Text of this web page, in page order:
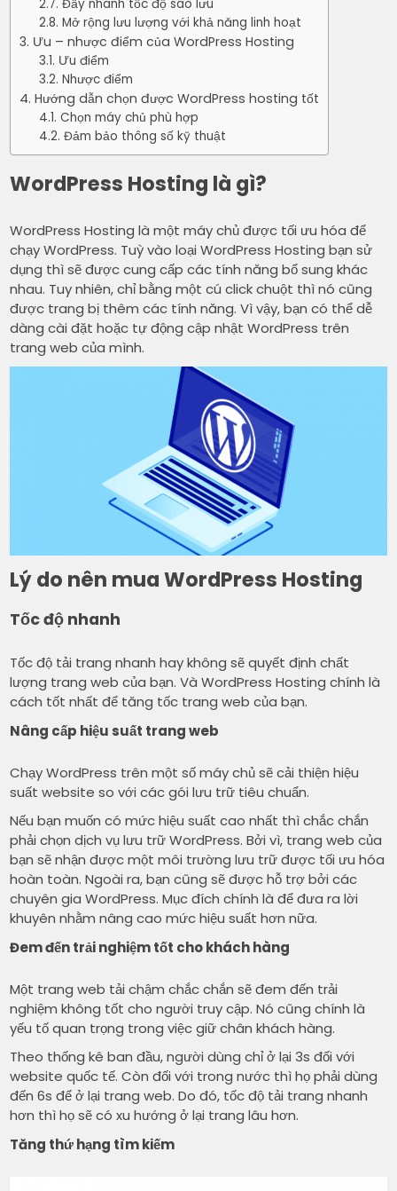
Đẩy nhanh tốc độ sao lưu
Mở rộng lưu lượng với khả năng linh hoạt
Ưu – nhược điểm của WordPress Hosting
Ưu điểm
Nhược điểm
Hướng dẫn chọn được WordPress hosting tốt
Chọn máy chủ phù hợp
Đảm bảo thông số kỹ thuật
WordPress Hosting là gì?
WordPress Hosting là một máy chủ được tối ưu hóa để
chạy WordPress. Tuỳ vào loại WordPress Hosting bạn sử
dụng thì sẽ được cung cấp các tính năng bổ sung khác
nhau. Tuy nhiên, chỉ bằng một cú click chuột thì nó cũng
được trang bị thêm các tính năng. Vì vậy, bạn có thể dễ
dàng cài đặt hoặc tự động cập nhật WordPress trên
trang web của mình.
Lý do nên mua WordPress Hosting
Tốc độ nhanh
Tốc độ tải trang nhanh hay không sẽ quyết định chất
lượng trang web của bạn. Và WordPress Hosting chính là
cách tốt nhất để tăng tốc trang web của bạn.
Nâng cấp hiệu suất trang web
Chạy WordPress trên một số máy chủ sẽ cải thiện hiệu
suất website so với các gói lưu trữ tiêu chuẩn.
Nếu bạn muốn có mức hiệu suất cao nhất thì chắc chắn
phải chọn dịch vụ lưu trữ WordPress. Bởi vì, trang web của
bạn sẽ nhận được một môi trường lưu trữ được tối ưu hóa
hoàn toàn. Ngoài ra, bạn cũng sẽ được hỗ trợ bởi các
chuyên gia WordPress. Mục đích chính là để đưa ra lời
khuyên nhằm nâng cao mức hiệu suất hơn nữa.
Đem đến trải nghiệm tốt cho khách hàng
Một trang web tải chậm chắc chắn sẽ đem đến trải
nghiệm không tốt cho người truy cập. Nó cũng chính là
yếu tố quan trọng trong việc giữ chân khách hàng.
Theo thống kê ban đầu, người dùng chỉ ở lại 3s đối với
website quốc tế. Còn đối với trong nước thì họ phải dùng
đến 6s để ở lại trang web. Do đó, tốc độ tải trang nhanh
hơn thì họ sẽ có xu hướng ở lại trang lâu hơn.
Tăng thứ hạng tìm kiếm